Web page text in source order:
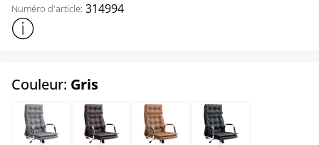
Numéro d'article: 314994
Afficher plus d'informations sur le produit
Couleur: Grisselect
Gris Marron Marron clairNoir